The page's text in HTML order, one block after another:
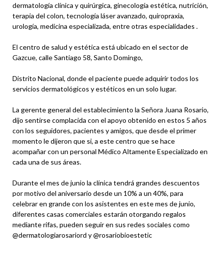
dermatología clínica y quirúrgica, ginecología estética, nutrición,
terapia del colon, tecnología láser avanzado, quiropraxia,
urología, medicina especializada, entre otras especialidades .
El centro de salud y estética está ubicado en el sector de
Gazcue, calle Santiago 58, Santo Domingo,
Distrito Nacional, donde el paciente puede adquirir todos los
servicios dermatológicos y estéticos en un solo lugar.
La gerente general del establecimiento la Señora Juana Rosario,
dijo sentirse complacida con el apoyo obtenido en estos 5 años
con los seguidores, pacientes y amigos, que desde el primer
momento le dijeron que si, a este centro que se hace
acompañar con un personal Médico Altamente Especializado en
cada una de sus áreas.
Durante el mes de junio la clínica tendrá grandes descuentos
por motivo del aniversario desde un 10% a un 40%, para
celebrar en grande con los asistentes en este mes de junio,
diferentes casas comerciales estarán otorgando regalos
mediante rifas, pueden seguir en sus redes sociales como
@dermatologiarosariord y @rosariobioestetic